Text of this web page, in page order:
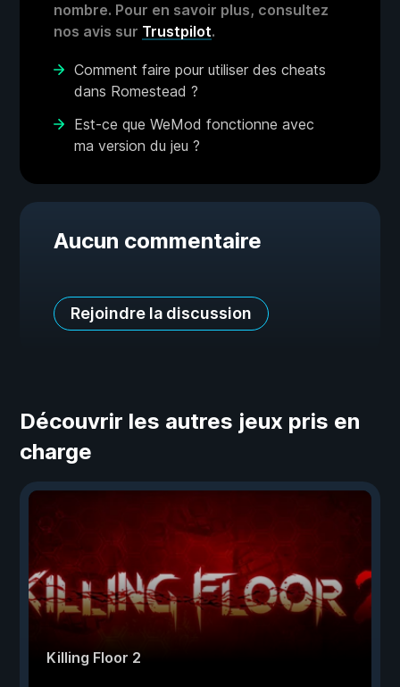
nombre. Pour en savoir plus, consultez
nos avis sur Trustpilot.
Comment faire pour utiliser des cheats
dans Romestead ?
Est-ce que WeMod fonctionne avec
ma version du jeu ?
Aucun commentaire
Rejoindre la discussion
Découvrir les autres jeux pris en
charge
Killing Floor 2